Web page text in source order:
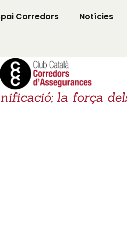
Corredors Notícies
la força